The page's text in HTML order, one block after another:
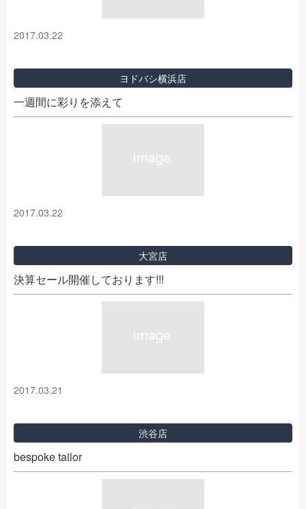
2017.03.22
ヨドバシ横浜店
一週間に彩りを添えて
2017.03.22
大宮店
決算セール開催しております!!!
2017.03.21
渋谷店
bespoke tailor